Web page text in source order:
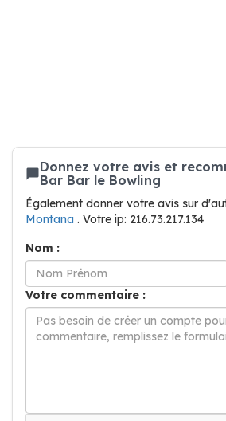
Donnez votre avis et
Bar Bar le Bowling
Également donner votre avis sur
Montana . Votre ip: 216.73.217.134
Nom :
Votre commentaire :